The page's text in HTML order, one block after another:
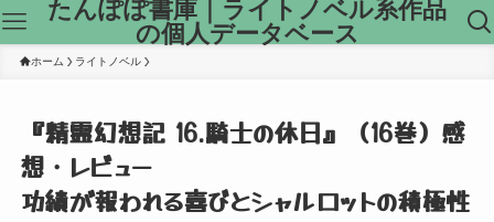
たんぽぽ書庫｜ライトノベル系作品
の個人データベース
ホーム ライトノベル
『精霊幻想記 16.騎士の休日』（16巻）感
想・レビュー
功績が報われる喜びとシャルロットの積極性